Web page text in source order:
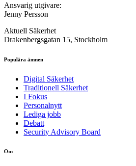
Ansvarig utgivare:
Jenny Persson
Aktuell Säkerhet
Drakenbergsgatan 15, Stockholm
Populära ämnen
Digital Säkerhet
Traditionell Säkerhet
I Fokus
Personalnytt
Lediga jobb
Debatt
Security Advisory Board
Om